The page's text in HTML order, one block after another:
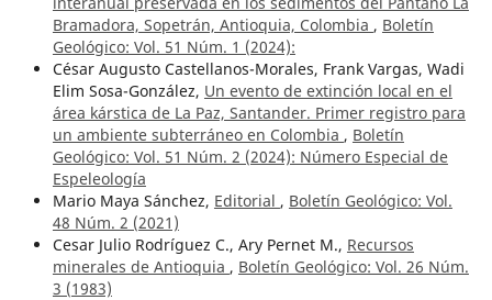
Bramadora, Sopetrán, Antioquia, Colombia , Boletín
Geológico: Vol. 51 Núm. 1 (2024):
César Augusto Castellanos-Morales, Frank Vargas, Wadi
Elim Sosa-González, Un evento de extinción local en el
área kárstica de La Paz, Santander. Primer registro para
un ambiente subterráneo en Colombia , Boletín
Geológico: Vol. 51 Núm. 2 (2024): Número Especial de
Espeleología
Mario Maya Sánchez, Editorial , Boletín Geológico: Vol.
48 Núm. 2 (2021)
Cesar Julio Rodríguez C., Ary Pernet M., Recursos
minerales de Antioquia , Boletín Geológico: Vol. 26 Núm.
3 (1983)